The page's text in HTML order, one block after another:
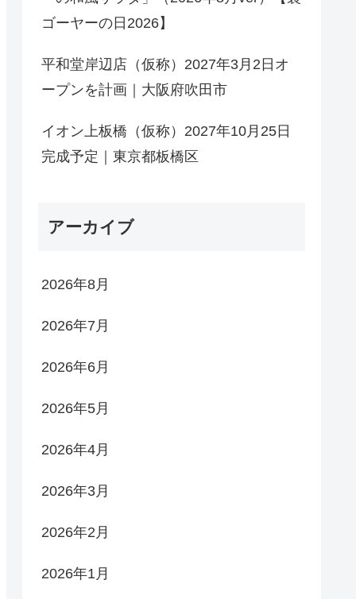
ゴーヤーの日2026】
平和堂岸辺店（仮称）2027年3月2日オ
ープンを計画｜大阪府吹田市
イオン上板橋（仮称）2027年10月25日
完成予定｜東京都板橋区
アーカイブ
2026年8月
2026年7月
2026年6月
2026年5月
2026年4月
2026年3月
2026年2月
2026年1月